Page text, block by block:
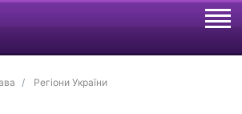
Регіони України